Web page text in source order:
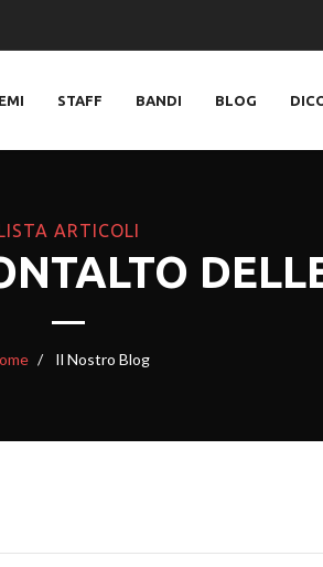
STAFF BANDI BLOG
ARTICOLI
Il Nostro Blog